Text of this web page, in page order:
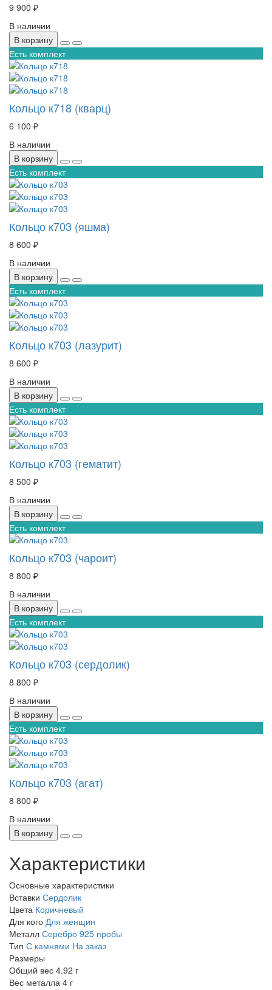
9 900 ₽
В наличии
В корзину
Есть комплект
Кольцо к718 (кварц)
6 100 ₽
В наличии
В корзину
Есть комплект
Кольцо к703 (яшма)
8 600 ₽
В наличии
В корзину
Есть комплект
Кольцо к703 (лазурит)
8 600 ₽
В наличии
В корзину
Есть комплект
Кольцо к703 (гематит)
8 500 ₽
В наличии
В корзину
Есть комплект
Кольцо к703 (чароит)
8 800 ₽
В наличии
В корзину
Есть комплект
Кольцо к703 (сердолик)
8 800 ₽
В наличии
В корзину
Есть комплект
Кольцо к703 (агат)
8 800 ₽
В наличии
В корзину
Характеристики
Основные характеристики
Вставки Сердолик
Цвета Коричневый
Для кого Для женщин
Металл Серебро 925 пробы
Тип С камнями На заказ
Размеры
Общий вес 4.92 г
Вес металла 4 г